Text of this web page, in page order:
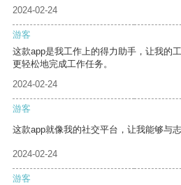
2024-02-24
游客
这款app是我工作上的得力助手，让我的
更轻松地完成工作任务。
2024-02-24
游客
这款app就像我的社交平台，让我能够与
2024-02-24
游客